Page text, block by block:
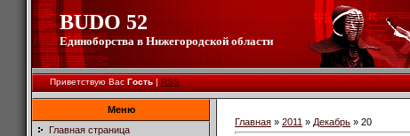
BUDO 52
Единоборства в Нижегородской области
Приветствую Вас Гость|RSS
Меню
Главная страница
Главная » 2011 » Декабрь » 20